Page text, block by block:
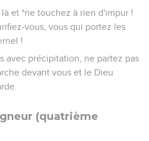
et *ne touchez à rien d'impur !
vous, vous qui portez les
!
avec précipitation, ne partez pas
devant vous et le Dieu
(quatrième